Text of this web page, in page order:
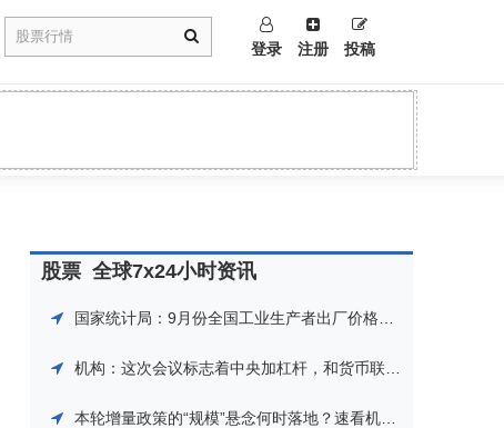
登录 注册 投稿
股票 全球7x24小时资讯
国家统计局：9月份全国工业生产者出厂价格同比下降2.8%
机构：这次会议标志着中央加杠杆，和货币联动宽松，对市场而言是一场流动性盛宴
本轮增量政策的“规模”悬念何时落地？速看机构详细解读